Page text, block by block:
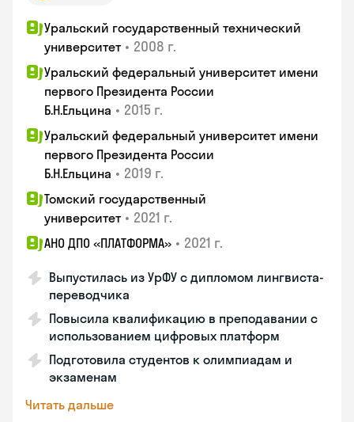
Уральский государственный технический
университет • 2008 г.
Уральский федеральный университет имени
первого Президента России
Б.Н.Ельцина • 2015 г.
Уральский федеральный университет имени
первого Президента России
Б.Н.Ельцина • 2019 г.
Томский государственный
университет • 2021 г.
АНО ДПО «ПЛАТФОРМА» • 2021 г.
Выпустилась из УрФУ с дипломом лингвиста-
переводчика
Повысила квалификацию в преподавании с
использованием цифровых платформ
Подготовила студентов к олимпиадам и
экзаменам
Читать дальше